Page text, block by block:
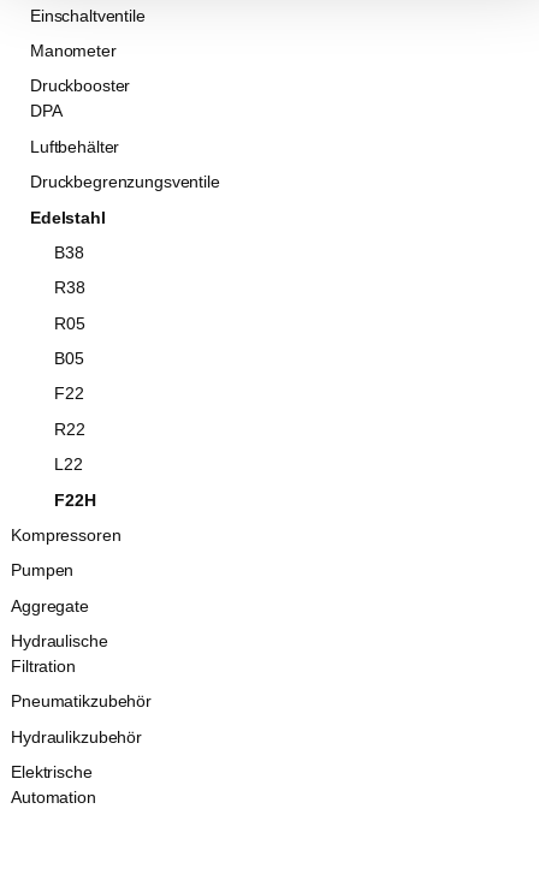
Einschaltventile
Manometer
Druckbooster
DPA
Luftbehälter
Druckbegrenzungsventile
Edelstahl
B38
R38
R05
B05
F22
R22
L22
F22H
Kompressoren
Pumpen
Aggregate
Hydraulische
Filtration
Pneumatikzubehör
Hydraulikzubehör
Elektrische
Automation